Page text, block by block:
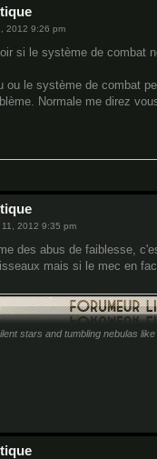
2012 9:26 pm
si le système de combat
ou le système de combat
Normale me direz
11, 2012 9:35 pm
des abus de faiblesse,
mais si le mec en
stars and tumbling nebulas